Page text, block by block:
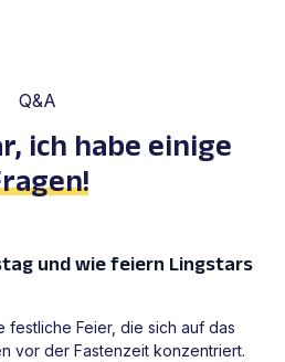
Q&A
ich habe einige
!
und wie feiern Lingstars
festliche Feier, die sich auf das
vor der Fastenzeit konzentriert.